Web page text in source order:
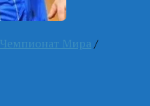
Чемпионат Мира /